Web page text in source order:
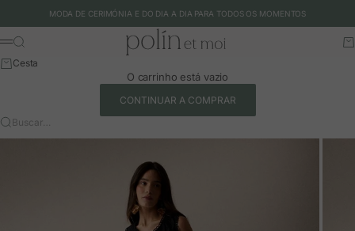
MODA DE CERIMÓNIA E DO DIA A DIA PARA TODOS OS MOMENTOS
Polín et moi - EU
Menu
Buscar
Cesta
O carrinho está vazio
CONTINUAR A COMPRAR
Buscar…